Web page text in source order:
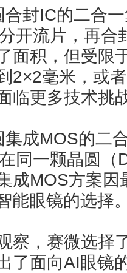
合封IC的二合
开流片，再合
面积，但受限
2×2毫米，或
临更多技术挑
集成MOS的二
同一颗晶圆（
成MOS方案
能眼镜的选择
察，赛微选择
了面向AI眼